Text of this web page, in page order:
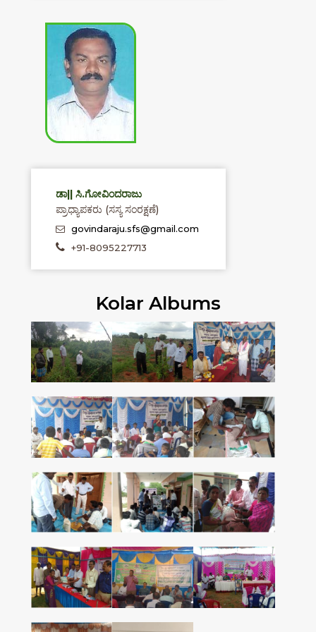
ಡಾ|| ಸಿ.ಗೋವಿಂದರಾಜು
ಪ್ರಾಧ್ಯಾಪಕರು (ಸಸ್ಯ ಸಂರಕ್ಷಣೆ)
govindaraju.sfs@gmail.com
+91-8095227713
Kolar Albums